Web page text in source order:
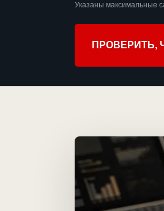
Указаны максимальные
ПРОВЕРИТЬ,